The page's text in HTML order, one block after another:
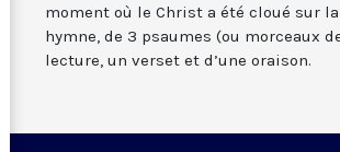
moment où le Christ a été cloué sur
hymne, de 3 psaumes (ou morceaux
lecture, un verset et d’une oraison.